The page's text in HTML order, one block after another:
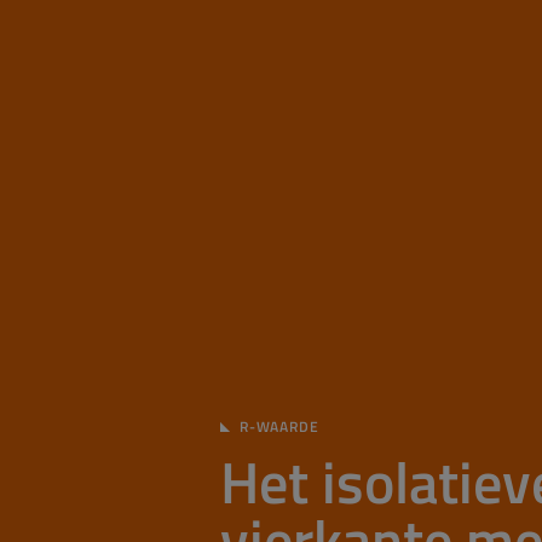
R-WAARDE
Het